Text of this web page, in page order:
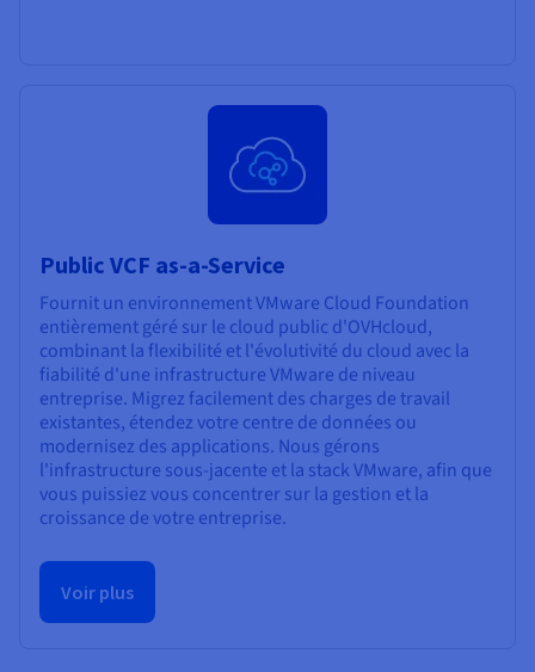
Public VCF as-a-Service
Fournit un environnement VMware Cloud Foundation
entièrement géré sur le cloud public d'OVHcloud,
combinant la flexibilité et l'évolutivité du cloud avec la
fiabilité d'une infrastructure VMware de niveau
entreprise. Migrez facilement des charges de travail
existantes, étendez votre centre de données ou
modernisez des applications. Nous gérons
l'infrastructure sous-jacente et la stack VMware, afin que
vous puissiez vous concentrer sur la gestion et la
croissance de votre entreprise.
Voir plus